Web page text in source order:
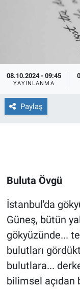
08.10.2024 - 09:45
YAYINLANMA
Paylaş
Buluta Övgü
İstanbul'da
Güneş, bütün
gökyüzünde...
bulutları
bulutlara...
bilimsel
Ege'den
Eğlence
Ekonomi
Gün Başlıyor
Gün Bitiyor
Gün Ortası
Gündem
Günün
İletişim